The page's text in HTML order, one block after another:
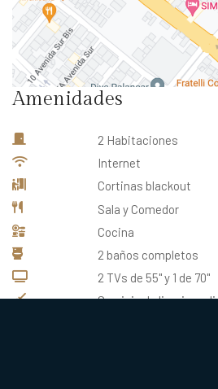
Amenidades
2 Habitaciones
Internet
Cortinas blackout
Sala y Comedor
Cocina
2 baños completos
2 TVs de 55'' y 1 de 70''
Servicio de limpieza